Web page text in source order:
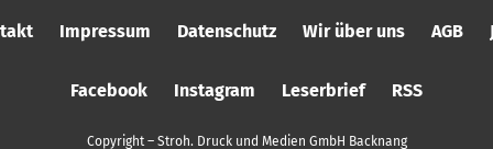
Impressum Datenschutz Wir über uns AGB
Facebook Instagram Leserbrief RSS
Copyright – Stroh. Druck und Medien GmbH Backnang